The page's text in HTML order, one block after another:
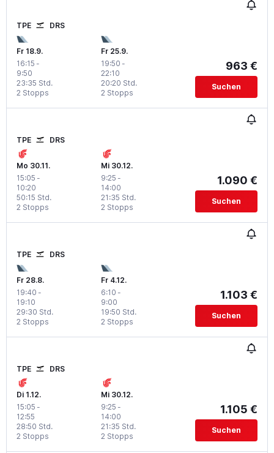
TPE DRS
Fr 18.9.
16:15 -
9:50
2 Stopps
23:35 Std.
Fr 25.9.
19:50 -
22:10
2 Stopps
20:20 Std.
963 €
Suchen
TPE DRS
Mo 30.11.
15:05 -
10:20
2 Stopps
50:15 Std.
Mi 30.12.
9:25 -
14:00
2 Stopps
21:35 Std.
1.090 €
Suchen
TPE DRS
Fr 28.8.
19:40 -
19:10
2 Stopps
29:30 Std.
Fr 4.12.
6:10 -
9:00
2 Stopps
19:50 Std.
1.103 €
Suchen
TPE DRS
Di 1.12.
15:05 -
12:55
2 Stopps
28:50 Std.
Mi 30.12.
9:25 -
14:00
2 Stopps
21:35 Std.
1.105 €
Suchen